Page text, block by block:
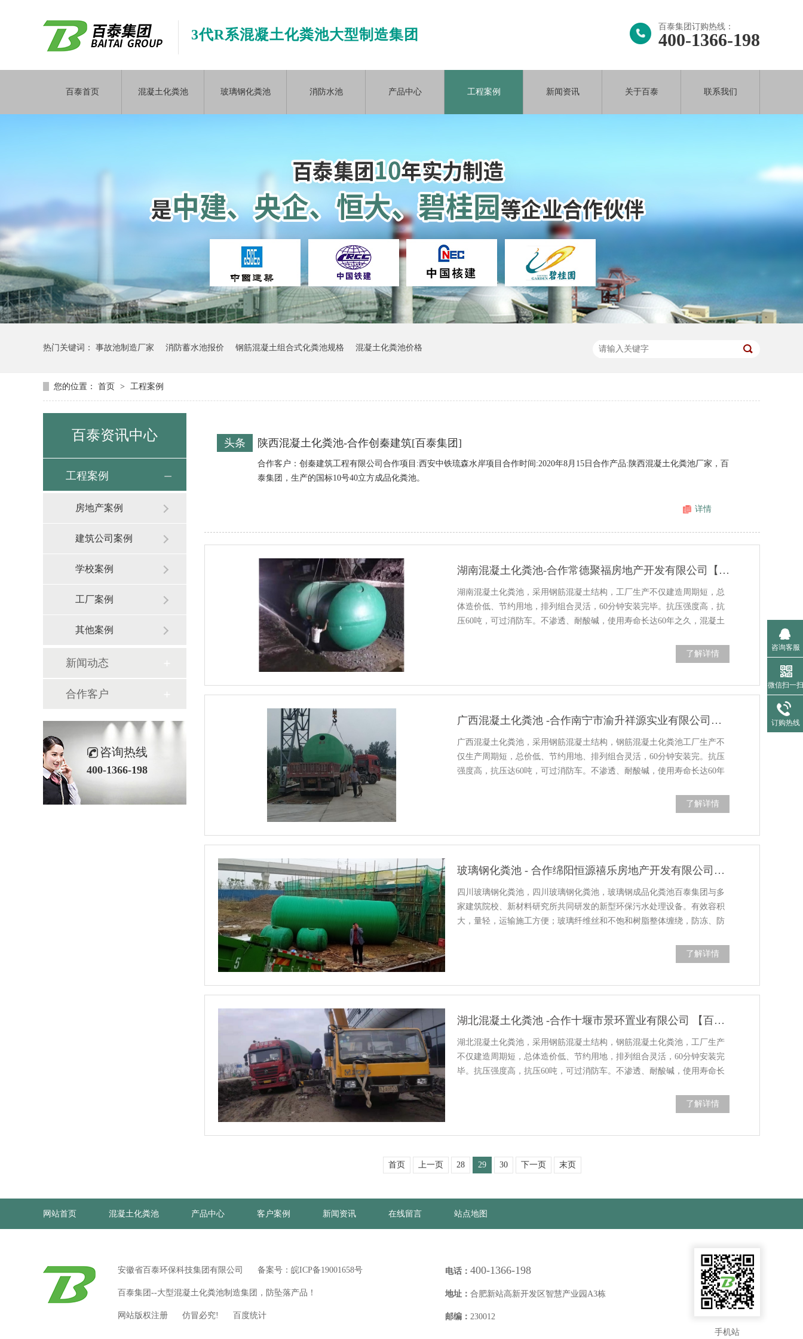
3代R系混凝土化粪池大型制造集团
百泰集团订购热线：
400-1366-198
百泰首页 混凝土化粪池 玻璃钢化粪池 消防水池 产品中心 工程案例 新闻资讯 关于百泰 联系我们
热门关键词： 事故池制造厂家 消防蓄水池报价 钢筋混凝土组合式化粪池规格 混凝土化粪池价格
您的位置： 首页 > 工程案例
陕西混凝土化粪池-合作创秦建筑[百泰集团]
头条
合作客户：创秦建筑工程有限公司合作项目:西安中铁琉森水岸项目合作时间:2020年8月15日合作产品:陕西混凝土化粪池厂家，百
泰集团，生产的国标10号40立方成品化粪池。
详情
湖南混凝土化粪池-合作常德聚福房地产开发有限公司【百泰集团】
湖南混凝土化粪池，采用钢筋混凝土结构，工厂生产不仅建造周期短，总
体造价低、节约用地，排列组合灵活，60分钟安装完毕。抗压强度高，抗
压60吨，可过消防车。不渗透、耐酸碱，使用寿命长达60年之久，混凝土
了解详情
广西混凝土化粪池 -合作南宁市渝升祥源实业有限公司【百泰集团】
广西混凝土化粪池，采用钢筋混凝土结构，钢筋混凝土化粪池工厂生产不
仅生产周期短，总价低、节约用地、排列组合灵活，60分钟安装完。抗压
强度高，抗压达60吨，可过消防车。不渗透、耐酸碱，使用寿命长达60年
了解详情
玻璃钢化粪池 - 合作绵阳恒源禧乐房地产开发有限公司【百泰集团】
四川玻璃钢化粪池，四川玻璃钢化粪池，玻璃钢成品化粪池百泰集团与多
家建筑院校、新材料研究所共同研发的新型环保污水处理设备。有效容积
大，量轻，运输施工方便；玻璃纤维丝和不饱和树脂整体缠绕，防冻、防
了解详情
湖北混凝土化粪池 -合作十堰市景环置业有限公司 【百泰集团】
湖北混凝土化粪池，采用钢筋混凝土结构，钢筋混凝土化粪池，工厂生产
不仅建造周期短，总体造价低、节约用地，排列组合灵活，60分钟安装完
毕。抗压强度高，抗压60吨，可过消防车。不渗透、耐酸碱，使用寿命长
了解详情
首页 上一页 28 29 30 下一页 末页
百泰资讯中心
工程案例
房地产案例
建筑公司案例
学校案例
工厂案例
其他案例
新闻动态
合作客户
咨询热线
400-1366-198
网站首页 混凝土化粪池 产品中心 客户案例 新闻资讯 在线留言 站点地图
安徽省百泰环保科技集团有限公司 备案号： 皖ICP备19001658号
百泰集团--大型混凝土化粪池制造集团，防坠落产品！
网站版权注册 仿冒必究! 百度统计
电话： 400-1366-198
地址： 合肥新站高新开发区智慧产业园A3栋
邮编： 230012
手机站
咨询客服
微信扫一扫
订购热线